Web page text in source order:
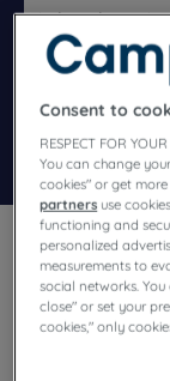
Ajouter un
Vos affaires
Aquitaine ?
Consent to
RESPECT FOR
You can change
cookies" or get
partners use
functioning and
personalized
measurements to
social networks.
close" or set your
cookies," only